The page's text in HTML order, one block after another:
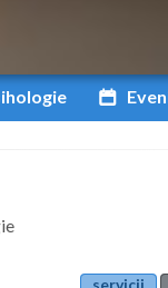
servicii